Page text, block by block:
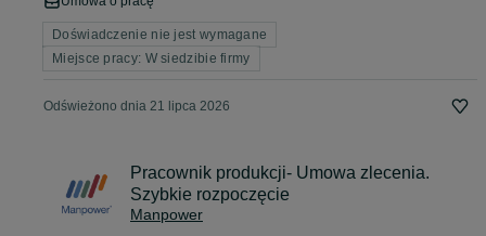
Doświadczenie nie jest wymagane
Miejsce pracy: W siedzibie firmy
Odświeżono dnia 21 lipca 2026
Pracownik produkcji- Umowa zlecenia.
Szybkie rozpoczęcie
Manpower